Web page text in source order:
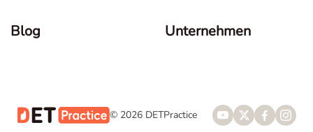
Blog Unternehmen
© 2026 DETPractice